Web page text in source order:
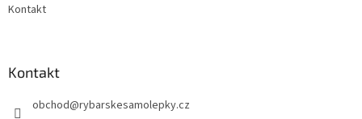
Kontakt
Kontakt
obchod@rybarskesamolepky.cz